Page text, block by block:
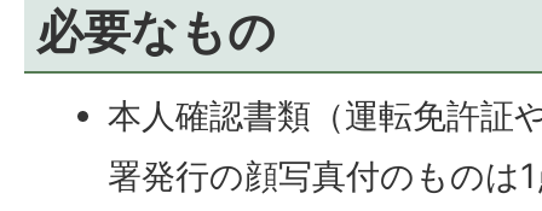
必要なもの
本人確認書類（運転免許証
署発行の顔写真付のものは